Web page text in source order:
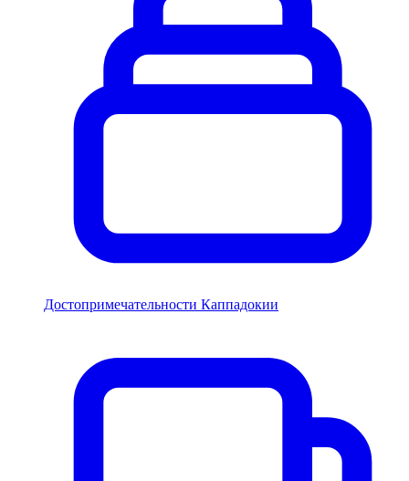
Достопримечательности Каппадокии